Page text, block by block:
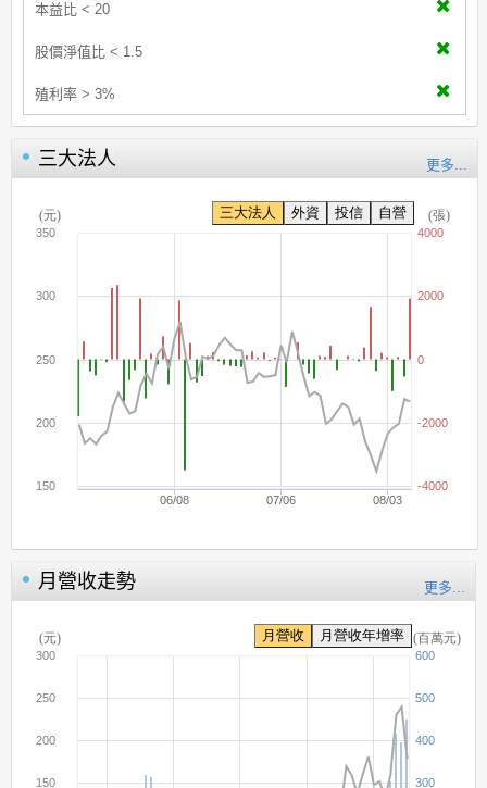
本益比 < 20
股價淨值比 < 1.5
殖利率 > 3%
三大法人 更多...
月營收走勢 更多...